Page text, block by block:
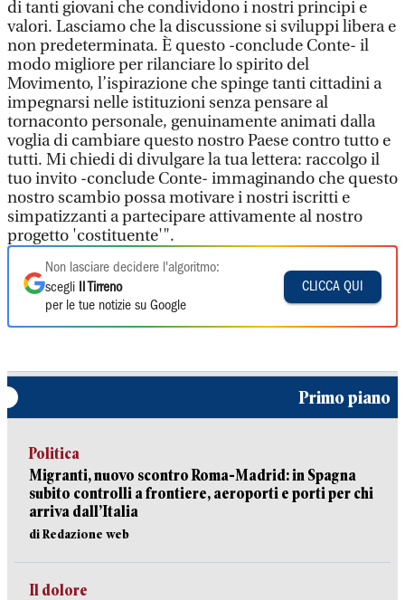
di tanti giovani che condividono i nostri principi e
valori. Lasciamo che la discussione si sviluppi libera e
non predeterminata. È questo -conclude Conte- il
modo migliore per rilanciare lo spirito del
Movimento, l’ispirazione che spinge tanti cittadini a
impegnarsi nelle istituzioni senza pensare al
tornaconto personale, genuinamente animati dalla
voglia di cambiare questo nostro Paese contro tutto e
tutti. Mi chiedi di divulgare la tua lettera: raccolgo il
tuo invito -conclude Conte- immaginando che questo
nostro scambio possa motivare i nostri iscritti e
simpatizzanti a partecipare attivamente al nostro
progetto 'costituente'".
Non lasciare decidere l'algoritmo:
scegli
Il Tirreno
per le tue notizie su Google
CLICCA QUI
Primo piano
Politica
Migranti, nuovo scontro Roma-Madrid: in Spagna
subito controlli a frontiere, aeroporti e porti per chi
arriva dall’Italia
di Redazione web
Il dolore